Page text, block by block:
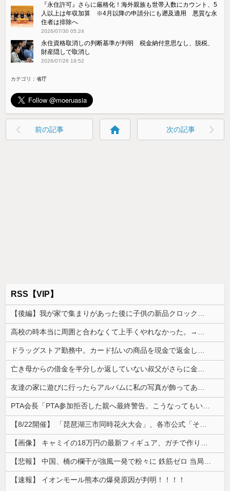
『永住許可』さらに厳格化！海外親族も世帯人数にカウント、5
人以上は年収加算 ※4月以降の申請分にも遡及適用 悪質な永
住者は排除へ
2026/07/30 05:24
永住資格取消しの判断基準が判明 税金納付意思なし、脱税、
財産隠しで取消し
2026/07/26 19:52
カテゴリ：省庁
前の記事 home 次の記事
RSS【VIP】
【速報】 イオンモール熊本の爆発原因が判明！！！！